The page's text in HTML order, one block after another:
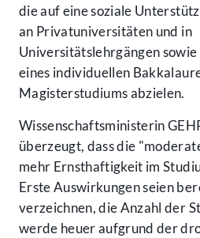
die auf eine soziale
an Privatuniversitäten und in
Universitätslehrgängen
eines individuellen
Magisterstudiums abzielen.
Wissenschaftsministerin
überzeugt, dass die
mehr Ernsthaftigkeit im
Erste Auswirkungen seien
verzeichnen, die Anzahl der
werde heuer aufgrund der